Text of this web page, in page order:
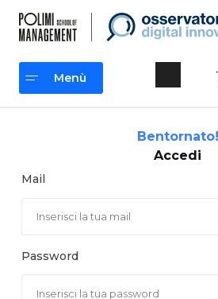
contenuto
Menù
Bentornato!
Accedi
Mail
Password